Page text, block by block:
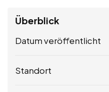
Überblick
Datum veröffentlicht
Standort